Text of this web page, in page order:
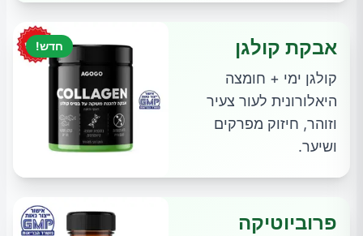
חדש! אבקת קולגן
קולגן ימי + חומצה
היאלורונית לעור צעיר
וזוהר, חיזוק מפרקים
ושיער.
פרוביוטיקה